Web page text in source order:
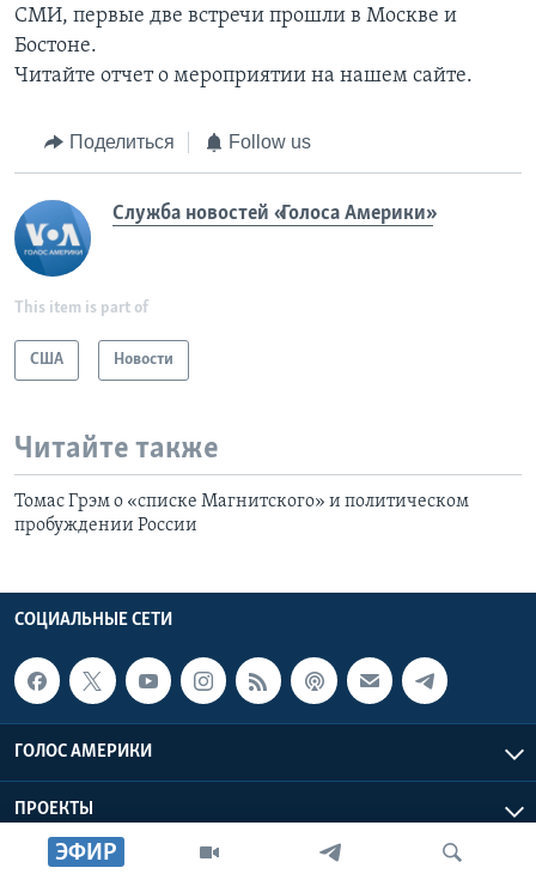
ЭФИР
СМИ, первые две встречи прошли в Москве и
Бостоне.
Читайте отчет о мероприятии на нашем сайте.
Поделиться Follow us
Служба новостей «Голоса Америки»
This item is part of
США Новости
Читайте также
Томас Грэм о «списке Магнитского» и политическом
пробуждении России
СОЦИАЛЬНЫЕ СЕТИ
ГОЛОС АМЕРИКИ
ПРОЕКТЫ